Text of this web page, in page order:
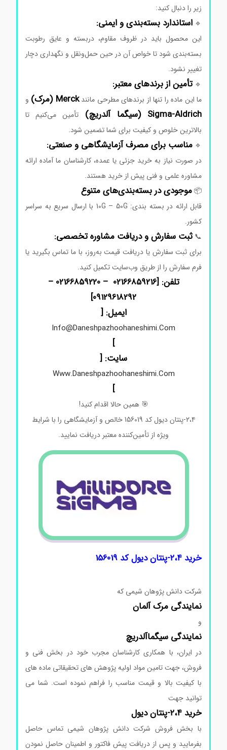
رادنبالکنید:
استانداردبسته‌بندیوایمنی:
اینمحصولبایددر ظروفمقاوم،دربستهو عایقرطوبت
بسته‌بندیشودتاخواصآندرحینحمل‌ونقلونگهداریدچار
تغییرنشود.
تأمینازبرندهایمعتبر:
اینمادهراتنهاازبرندهایمطرحیمانندMerck ( مرک) و
Sigma-Aldrich ( سیگماآلدریچ) تأمینمی‌کنیمتا
بالاترینخلوصوکیفیتبرایشماتضمینشود.
مناسببرایمصرفآزمایشگاهیوصنعتی:
صورتنیازبه خریدجزئییاعمده،کارشناسانما آمادهارائه
مشاورهعلمیوفنیپیشازخریدهستند.
موجودیدربسته‌بندی‌هایمتنوع
قابلارائهدر بسته بندی: 10G – 50G باارسالسریعبه سراسر
کشور.
ثبتسفارشودریافتمشاورهتخصصی:
برایثبتسفارشیادریافتقیمتبه‌روز،باماتماسبگیریدیا
فرمسفارشراازطریقوب‌سایتتکمیلکنید.
تلفن: [02166859216 – 02166859220 –
09129618292
]
ایمیل: [
Info@daneshpazhoohaneshimi.com
سایت: [
Www.daneshpazhoohaneshimi.com
همینحالااقدامکنید!
وآزمایشگاهیراباشرایط
ویژهازتأمین‌کنندهمعتبردریافتنمایید.
خرید ۲،۴-پنتان دیول کد 156019
شرکت دانش پژوهان شیمی که
نمایندگیمرکآلمان
نمایندگیسیگماآلدریچ
در ایران، با همکاری کارشناسان مجرب خود در بخش فنی و
فروش، جهت تامین مواد اولیه پژوهش های تحقیقاتی ماده های
با کیفیت بالا و قیمت مناسب را فراهم نموده است. شما می
توانید جهت
خرید ۲،۴-پنتان دیول
با بخش فروش شرکت دانش پژوهان شیمی تماس حاصل
بفرمایید و پس از دریافت پیش فاکتور و اطمینان حاصل نمودن